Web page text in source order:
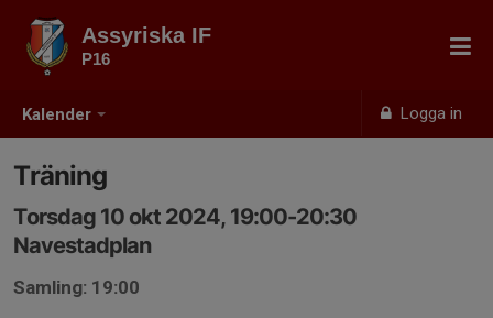
Kalender Logga in
Assyriska IF
P16
Träning
Torsdag 10 okt 2024, 19:00-20:30
Navestadplan
Samling: 19:00